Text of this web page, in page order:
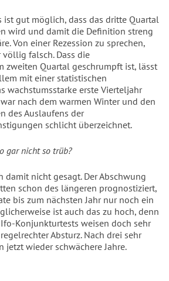
ist gut möglich, dass das dritte Quartal
wird und damit die Definition streng
Von einer Rezession zu sprechen,
falsch. Dass die
zweiten Quartal geschrumpft ist, lässt
mit einer statistischen
wachstumsstarke erste Vierteljahr
nach dem warmen Winter und den
des Auslaufens der
schlicht überzeichnet.
gar nicht so trüb?
damit nicht gesagt. Der Abschwung
schon des längeren prognostiziert,
bis zum nächsten Jahr nur noch ein
ist auch das zu hoch, denn
Konjunkturtests weisen doch sehr
Absturz. Nach drei sehr
jetzt wieder schwächere Jahre.